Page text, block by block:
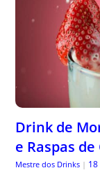
Drink de
e Raspas
Mestre dos Drinks |